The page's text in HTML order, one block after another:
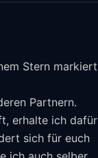
Stern markiert
Partnern.
erhalte ich dafür
sich für euch